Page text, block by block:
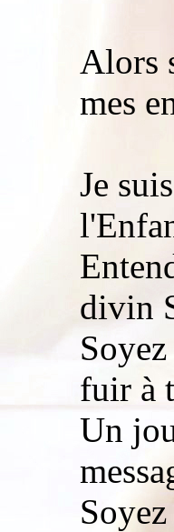
Alors
mes
Je
divin
fuir à
Un